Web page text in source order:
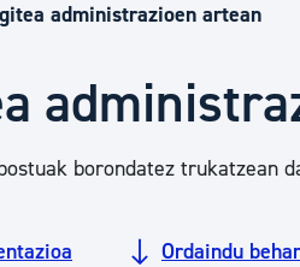
administrazioen artean
borondatez trukatzean
Ordaindu